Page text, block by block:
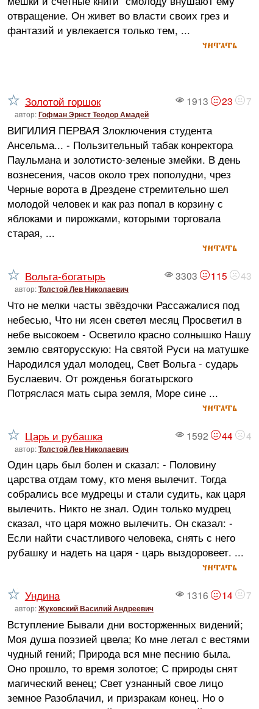
отвращение. Он живет во власти своих грез и
фантазий и увлекается только тем, ...
читать
1913 23 7
Золотой горшок
автор:Гофман Эрнст Теодор Амадей
ВИГИЛИЯ ПЕРВАЯ Злоключения студента
Ансельма... - Пользительный табак конректора
Паульмана и золотисто-зеленые змейки. В день
вознесения, часов около трех пополудни, чрез
Черные ворота в Дрездене стремительно шел
молодой человек и как раз попал в корзину с
яблоками и пирожками, которыми торговала
старая, ...
читать
3303 115 43
Вольга-богатырь
автор:Толстой Лев Николаевич
Что не мелки часты звёздочки Рассажалися под
небесью, Что ни ясен светел месяц Просветил в
небе высокоем - Осветило красно солнышко Нашу
землю святорусскую: На святой Руси на матушке
Народился удал молодец, Свет Вольга - сударь
Буслаевич. От рожденья богатырского
Потряслася мать сыра земля, Море сине ...
читать
1592 44 4
Царь и рубашка
автор:Толстой Лев Николаевич
Один царь был болен и сказал: - Половину
царства отдам тому, кто меня вылечит. Тогда
собрались все мудрецы и стали судить, как царя
вылечить. Никто не знал. Один только мудрец
сказал, что царя можно вылечить. Он сказал: -
Если найти счастливого человека, снять с него
рубашку и надеть на царя - царь выздоровеет. ...
читать
1316 14 7
Ундина
автор:Жуковский Василий Андреевич
Вступление Бывали дни восторженных видений;
Моя душа поэзией цвела; Ко мне летал с вестями
чудный гений; Природа вся мне песнию была.
Оно прошло, то время золотое; С природы снят
магический венец; Свет узнанный свое лицо
земное Разоблачил, и призракам конец. Но о